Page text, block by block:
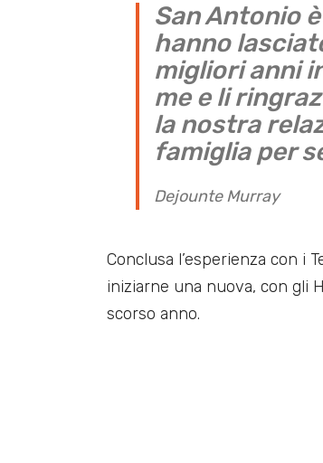
San Antonio
hanno
migliori anni
me e li
la nostra
famiglia per
Dejounte Murray
Conclusa l’esperienza con i
iniziarne una nuova, con gli
scorso anno.